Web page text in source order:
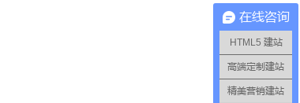
在线咨询
HTML5 建站
高端定制建站
精美营销建站